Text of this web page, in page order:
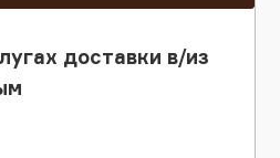
доставки в/из